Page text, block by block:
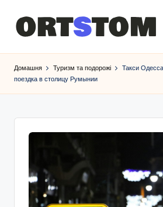
Домашня Туризм та подорожі
Такси
поездка в столицу Румынии